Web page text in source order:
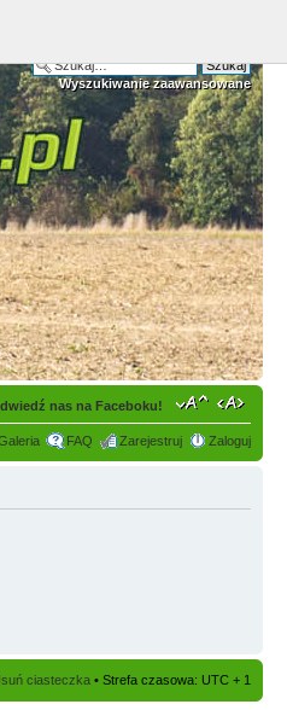
Wyszukiwanie zaawansowane
nas na Faceboku!
FAQ Zarejestruj Zaloguj
ciasteczka • Strefa czasowa: UTC + 1